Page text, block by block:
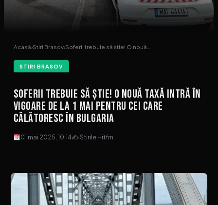
Acasă›Stiri Brasov›Soferii trebuie să știe! O nouă…
STIRI BRASOV
Soferii trebuie să știe! O nouă taxă intră în
vigoare de la 1 mai pentru cei care
călătoresc în Bulgaria
01 mai 2025, 10:14✍ Stirile Hitfm